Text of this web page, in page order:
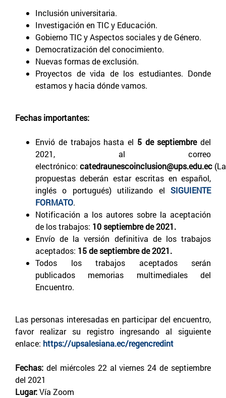
Inclusión universitaria.
Investigación en TIC y Educación.
Gobierno TIC y Aspectos sociales y de Género.
Democratización del conocimiento.
Nuevas formas de exclusión.
Proyectos de vida de los estudiantes. Donde
estamos y hacia dónde vamos.
Fechas importantes:
Envió de trabajos hasta el 5 de septiembredel
2021, al correo
electrónico: catedraunescoinclusion@ups.edu.ec
propuestas deberán estar escritas en español,
inglés o portugués) utilizando el SIGUIENTE
FORMATO.
Notificación a los autores sobre la aceptación
de los trabajos: 10 septiembre de 2021.
Envío de la versión definitiva de los trabajos
aceptados: 15 de septiembre de 2021.
Todos los trabajos aceptados serán
publicados memorias multimediales del
Encuentro.
Las personas interesadas en participar del encuentro,
favor realizar su registro ingresando al siguiente
enlace: https://upsalesiana.ec/regencredint
Fechas: del miércoles 22 al viernes 24 de septiembre
del 2021
Lugar:Vía Zoom